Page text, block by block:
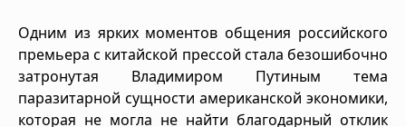
Одним из ярких моментов общения российского
премьера с китайской прессой стала безошибочно
затронутая Владимиром Путиным тема
паразитарной сущности американской экономики,
которая не могла не найти благодарный отклик